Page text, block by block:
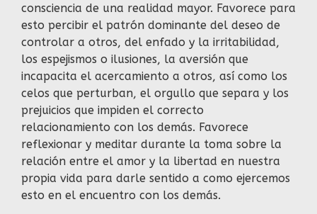
consciencia de una realidad mayor. Favorece para
esto percibir el patrón dominante del deseo de
controlar a otros, del enfado y la irritabilidad,
los espejismos o ilusiones, la aversión que
incapacita el acercamiento a otros, así como los
celos que perturban, el orgullo que separa y los
prejuicios que impiden el correcto
relacionamiento con los demás. Favorece
reflexionar y meditar durante la toma sobre la
relación entre el amor y la libertad en nuestra
propia vida para darle sentido a como ejercemos
esto en el encuentro con los demás.